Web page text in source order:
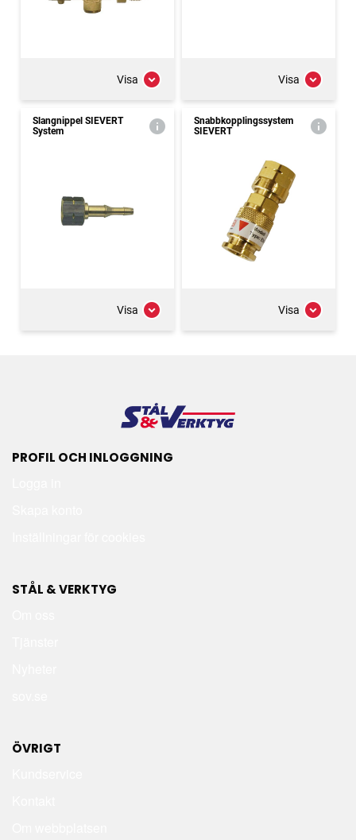
Visa Visa
Slangnippel SIEVERT
System
Visa
Snabbkopplingssystem
SIEVERT
Visa
PROFIL OCH INLOGGNING
STÅL & VERKTYG
ÖVRIGT